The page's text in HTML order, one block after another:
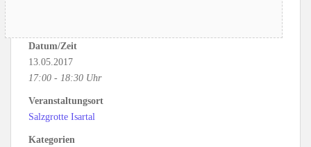
Datum/Zeit
13.05.2017
17:00 - 18:30 Uhr
Veranstaltungsort
Salzgrotte Isartal
Kategorien